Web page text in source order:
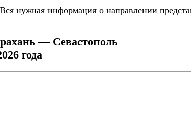
нужная информация о направлении
— Севастополь
года